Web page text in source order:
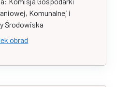
Komunalnej i
Środowiska
obrad